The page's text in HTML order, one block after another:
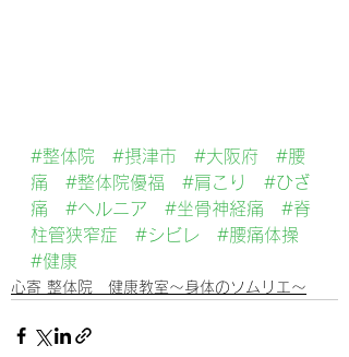
#整体院 #摂津市 #大阪府
#腰
痛
#整体院優福 #肩こり
#ひざ
痛
#ヘルニア #坐骨神経痛
#脊
柱管狭窄症
#シビレ
#腰痛体操
#健康
心寄 整体院 健康教室～身体のソムリエ～